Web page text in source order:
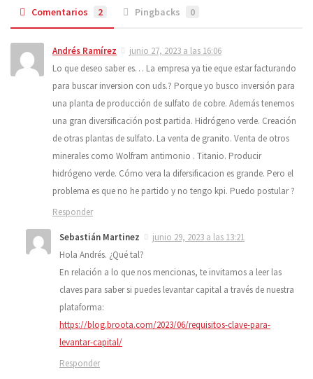
Comentarios 2 Pingbacks 0
Andrés Ramírez
junio 27, 2023 a las 16:06
Lo que deseo saber es… La empresa ya tie eque estar facturando
para buscar inversion con uds.? Porque yo busco inversión para
una planta de producción de sulfato de cobre. Además tenemos
una gran diversificación post partida. Hidrógeno verde. Creación
de otras plantas de sulfato. La venta de granito. Venta de otros
minerales como Wolfram antimonio . Titanio. Producir
hidrógeno verde. Cómo vera la difersificacion es grande. Pero el
problema es que no he partido y no tengo kpi. Puedo postular ?
Responder
Sebastián Martinez
junio 29, 2023 a las 13:21
Hola Andrés. ¿Qué tal?
En relación a lo que nos mencionas, te invitamos a leer las
claves para saber si puedes levantar capital a través de nuestra
plataforma:
https://blog.broota.com/2023/06/requisitos-clave-para-
levantar-capital/
Responder